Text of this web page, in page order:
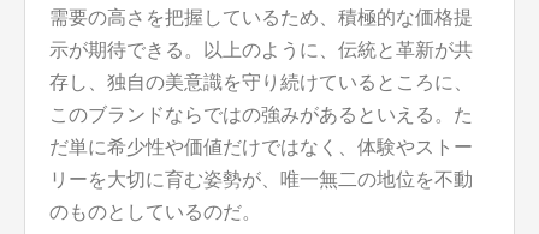
需要の高さを把握しているため、積極的な価格提
示が期待できる。以上のように、伝統と革新が共
存し、独自の美意識を守り続けているところに、
このブランドならではの強みがあるといえる。た
だ単に希少性や価値だけではなく、体験やストー
リーを大切に育む姿勢が、唯一無二の地位を不動
のものとしているのだ。